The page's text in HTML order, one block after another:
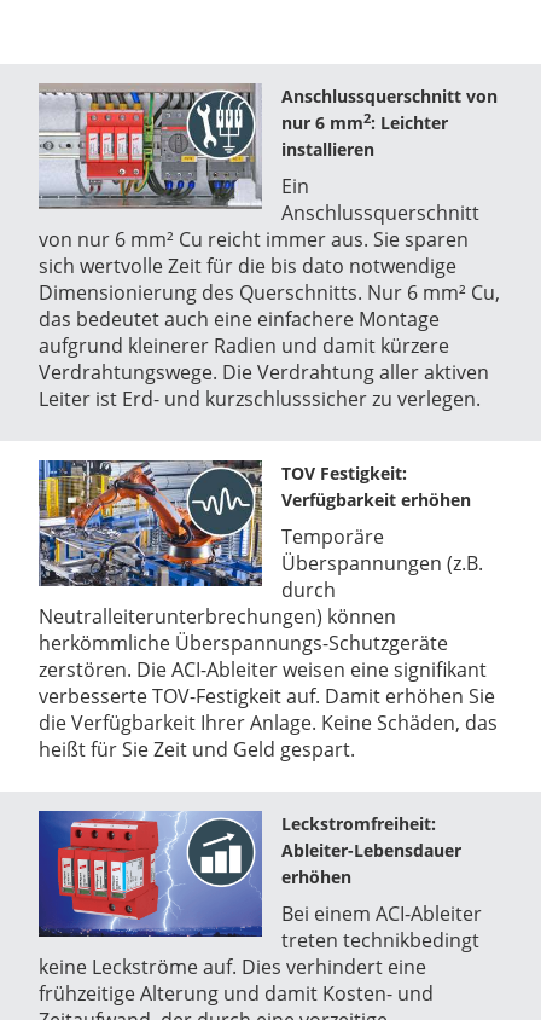
Anschlussquerschnitt von
nur 6 mm2: Leichter
installieren
Ein
Anschlussquerschnitt
von nur 6 mm² Cu reicht immer aus. Sie sparen
sich wertvolle Zeit für die bis dato notwendige
Dimensionierung des Querschnitts. Nur 6 mm² Cu,
das bedeutet auch eine einfachere Montage
aufgrund kleinerer Radien und damit kürzere
Verdrahtungswege. Die Verdrahtung aller aktiven
Leiter ist Erd- und kurzschlusssicher zu verlegen.
TOV Festigkeit:
Verfügbarkeit erhöhen
Temporäre
Überspannungen (z.B.
durch
Neutralleiterunterbrechungen) können
herkömmliche Überspannungs-Schutzgeräte
zerstören. Die ACI-Ableiter weisen eine signifikant
verbesserte TOV-Festigkeit auf. Damit erhöhen Sie
die Verfügbarkeit Ihrer Anlage. Keine Schäden, das
heißt für Sie Zeit und Geld gespart.
Leckstromfreiheit:
Ableiter-Lebensdauer
erhöhen
Bei einem ACI-Ableiter
treten technikbedingt
keine Leckströme auf. Dies verhindert eine
frühzeitige Alterung und damit Kosten- und